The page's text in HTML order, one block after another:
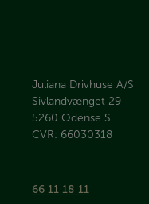
Juliana Drivhuse A/S
Sivlandvænget 29
5260 Odense S
CVR: 66030318
66 11 18 11